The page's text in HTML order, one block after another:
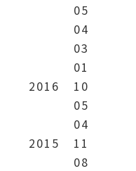
05
04
03
01
2016
10
05
04
2015
11
08